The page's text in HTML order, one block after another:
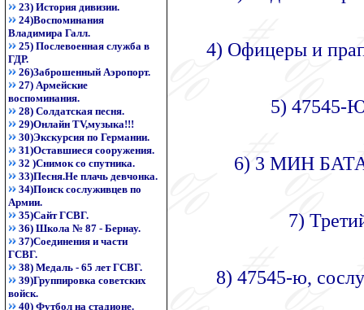
23) История дивизии.
24)Воспоминания
Владимира Галл.
25) Послевоенная служба в
ГДР.
26)Заброшенный Аэропорт.
27) Армейские
воспоминания.
28) Солдатская песня.
29)Онлайн TV,музыка!!!
30)Экскурсия по Германии.
31)Оставшиеся сооружения.
32 )Снимок со спутника.
33)Песня.Не плачь девчонка.
34)Поиск сослуживцев по
Армии.
35)Сайт ГСВГ.
36) Школа № 87 - Бернау.
37)Соединения и части
ГСВГ.
38) Медаль - 65 лет ГСВГ.
39)Группировка советских
войск.
40) Футбол на стадионе.
4) Офицеры и
5)
6) 3 МИН
7)
8) 47545-ю,